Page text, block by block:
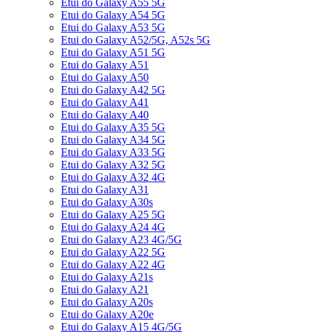
Etui do Galaxy A55 5G
Etui do Galaxy A54 5G
Etui do Galaxy A53 5G
Etui do Galaxy A52/5G, A52s 5G
Etui do Galaxy A51 5G
Etui do Galaxy A51
Etui do Galaxy A50
Etui do Galaxy A42 5G
Etui do Galaxy A41
Etui do Galaxy A40
Etui do Galaxy A35 5G
Etui do Galaxy A34 5G
Etui do Galaxy A33 5G
Etui do Galaxy A32 5G
Etui do Galaxy A32 4G
Etui do Galaxy A31
Etui do Galaxy A30s
Etui do Galaxy A25 5G
Etui do Galaxy A24 4G
Etui do Galaxy A23 4G/5G
Etui do Galaxy A22 5G
Etui do Galaxy A22 4G
Etui do Galaxy A21s
Etui do Galaxy A21
Etui do Galaxy A20s
Etui do Galaxy A20e
Etui do Galaxy A15 4G/5G